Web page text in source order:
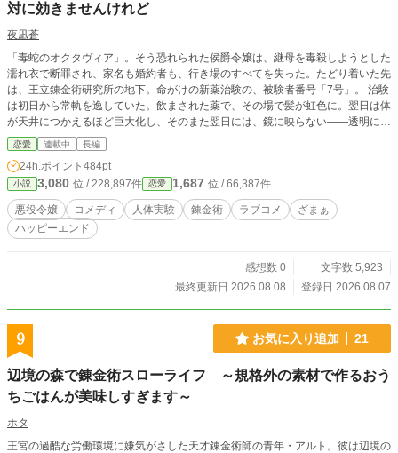
対に効きませんけれど
夜凪蒼
「毒蛇のオクタヴィア」。そう恐れられた侯爵令嬢は、継母を毒殺しようとした
濡れ衣で断罪され、家名も婚約者も、行き場のすべてを失った。たどり着いた先
は、王立錬金術研究所の地下。命がけの新薬治験の、被験者番号「7号」。 治験
は初日から常軌を逸していた。飲まされた薬で、その場で髪が虹色に。翌日は体
が天井につかえるほど巨大化し、そのまた翌日には、鏡に映らない――透明にな
った。毎日ちがう副作用に、令嬢のプライドは木っ端みじんである。 けれど担
当の錬金術師クラウスだけは、決して笑わない。無表情のまま手帳に何か書きつ
け、平然と言うのだ。「これも効かない。次だ」。 効かないなら、なぜ毎日わ
たくしに飲ませるの――? 陽気な治験仲間、気弱な助手、令嬢を"番号"としか呼
ばない嘘つきの錬金術師。奇妙な地下の日々に、オクタヴィアは笑うことを思い
出していく。左手首に浮かんだ宵闇色のあざが、日ごとに濃くなっていくことに
も気づかないまま。 ――その薬たちが「絶対に効かない」のは、本当だった。
恋愛 連載中 長編
24h.ポイント 484pt
小説 3,080 位 / 228,897件 恋愛 1,687 位 / 66,387件
悪役令嬢 コメディ 人体実験 錬金術 ラブコメ
ざまぁ
ハッピーエンド
感想数 0
文字数 5,923
最終更新日 2026.08.08
登録日 2026.08.07
9 お気に入り追加 21
辺境の森で錬金術スローライフ ～規格外の素材で作るおう
ちごはんが美味しすぎます～
ホタ
王宮の過酷な労働環境に嫌気がさした天才錬金術師の青年・アルト。彼は辺境の